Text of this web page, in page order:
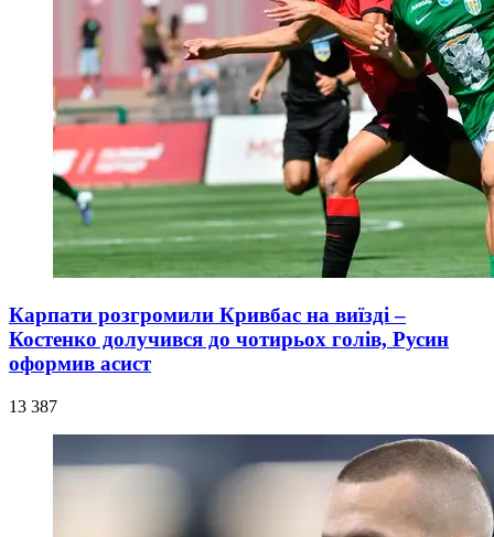
Карпати розгромили Кривбас на виїзді –
Костенко долучився до чотирьох голів, Русин
оформив асист
13 387